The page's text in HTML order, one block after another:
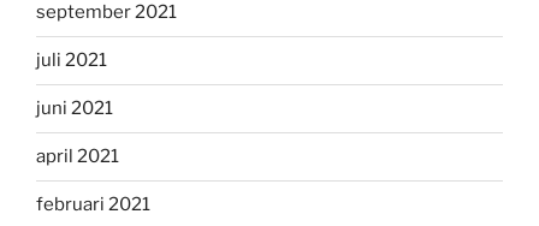
september 2021
juli 2021
juni 2021
april 2021
februari 2021